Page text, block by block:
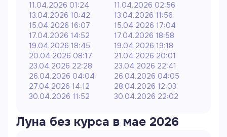
11.04.2026 01:24
11.04.2026 02:56
13.04.2026 10:42
13.04.2026 11:56
15.04.2026 16:07
15.04.2026 17:04
17.04.2026 14:52
17.04.2026 18:58
19.04.2026 18:45
19.04.2026 19:18
20.04.2026 08:17
21.04.2026 20:01
23.04.2026 22:28
23.04.2026 22:41
26.04.2026 04:04
26.04.2026 04:05
27.04.2026 14:12
28.04.2026 12:03
30.04.2026 11:52
30.04.2026 22:02
Луна без курса в мае 2026